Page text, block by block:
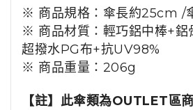
※ 商品規格：傘長約25cm /
※ 商品材質：輕巧鋁中棒+鋁
超撥水PG布+抗UV98%
※ 商品重量：206g
【註】此傘類為OUTLET區